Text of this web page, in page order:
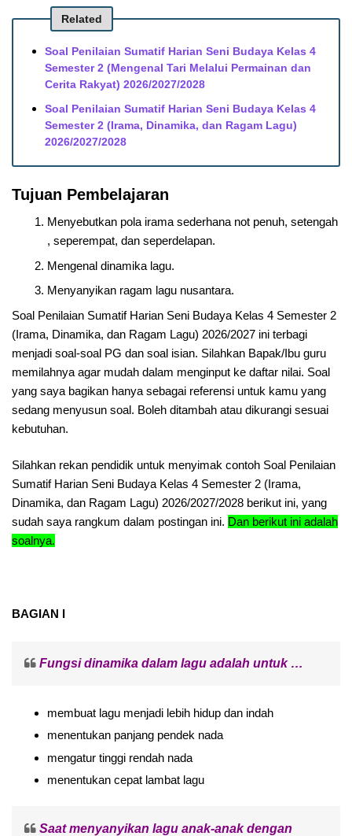
Related
Soal Penilaian Sumatif Harian Seni Budaya Kelas 4
Semester 2 (Mengenal Tari Melalui Permainan dan
Cerita Rakyat) 2026/2027/2028
Soal Penilaian Sumatif Harian Seni Budaya Kelas 4
Semester 2 (Irama, Dinamika, dan Ragam Lagu)
2026/2027/2028
Tujuan Pembelajaran
Menyebutkan pola irama sederhana not penuh, setengah
, seperempat, dan seperdelapan.
Mengenal dinamika lagu.
Menyanyikan ragam lagu nusantara.
Soal Penilaian Sumatif Harian Seni Budaya Kelas 4 Semester 2
(Irama, Dinamika, dan Ragam Lagu) 2026/2027 ini terbagi
menjadi soal-soal PG dan soal isian. Silahkan Bapak/Ibu guru
memilahnya agar mudah dalam menginput ke daftar nilai. Soal
yang saya bagikan hanya sebagai referensi untuk kamu yang
sedang menyusun soal. Boleh ditambah atau dikurangi sesuai
kebutuhan.
Silahkan rekan pendidik untuk menyimak contoh Soal Penilaian
Sumatif Harian Seni Budaya Kelas 4 Semester 2 (Irama,
Dinamika, dan Ragam Lagu) 2026/2027/2028 berikut ini, yang
sudah saya rangkum dalam postingan ini. Dan berikut ini adalah
soalnya.
BAGIAN I
Fungsi dinamika dalam lagu adalah untuk …
membuat lagu menjadi lebih hidup dan indah
menentukan panjang pendek nada
mengatur tinggi rendah nada
menentukan cepat lambat lagu
Saat menyanyikan lagu anak-anak dengan